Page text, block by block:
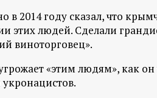
в 2014 году сказал, что
этих людей. Сделали
виноторговец».
«этим людям», как